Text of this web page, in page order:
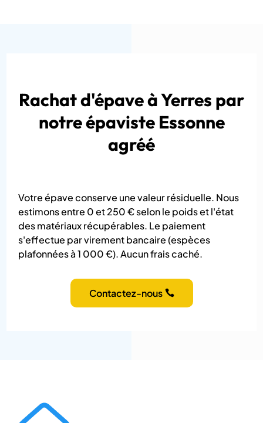
Rachat d'épave à Yerres par
notre épaviste Essonne
agréé
Votre épave conserve une valeur résiduelle. Nous
estimons entre 0 et 250 € selon le poids et l'état
des matériaux récupérables. Le paiement
s'effectue par virement bancaire (espèces
plafonnées à 1 000 €). Aucun frais caché.
Contactez-nous